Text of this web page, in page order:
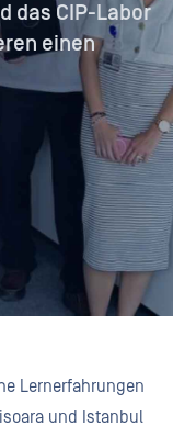
das CIP-Labor
einen
Lernerfahrungen
und Istanbul